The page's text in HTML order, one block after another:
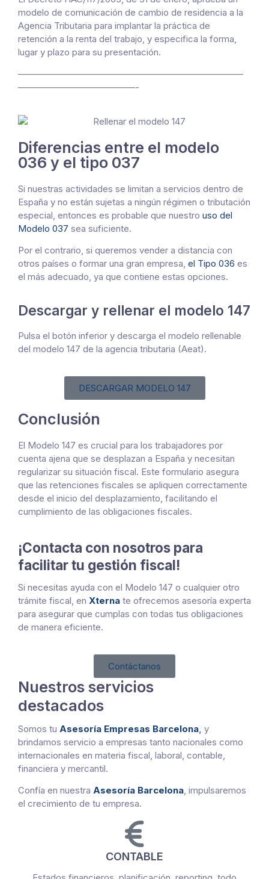
modelo de comunicación de cambio de residencia a la
Agencia Tributaria para implantar la práctica de
retención a la renta del trabajo, y especifica la forma,
lugar y plazo para su presentación.
—————————————————————————
—————————————-
Diferencias entre el modelo
036 y el tipo 037
Si nuestras actividades se limitan a servicios dentro de
España y no están sujetas a ningún régimen o tributación
especial, entonces es probable que nuestro uso del
Modelo 037 sea suficiente.
Por el contrario, si queremos vender a distancia con
otros países o formar una gran empresa, el Tipo 036 es
el más adecuado, ya que contiene estas opciones.
Descargar y rellenar el modelo 147
Pulsa el botón inferior y descarga el modelo rellenable
del modelo 147 de la agencia tributaria (Aeat).
DESCARGAR MODELO 147
Conclusión
El Modelo 147 es crucial para los trabajadores por
cuenta ajena que se desplazan a España y necesitan
regularizar su situación fiscal. Este formulario asegura
que las retenciones fiscales se apliquen correctamente
desde el inicio del desplazamiento, facilitando el
cumplimiento de las obligaciones fiscales.
¡Contacta con nosotros para
facilitar tu gestión fiscal!
Si necesitas ayuda con el Modelo 147 o cualquier otro
trámite fiscal, en Xterna te ofrecemos asesoría experta
para asegurar que cumplas con todas tus obligaciones
de manera eficiente.
Contáctanos
Nuestros servicios
destacados
Somos tu Asesoría Empresas Barcelona y
brindamos servicio a empresas tanto nacionales como
internacionales en materia fiscal, laboral, contable,
financiera y mercantil.
Confía en nuestra Asesoría Barcelona , impulsaremos
el crecimiento de tu empresa.
CONTABLE